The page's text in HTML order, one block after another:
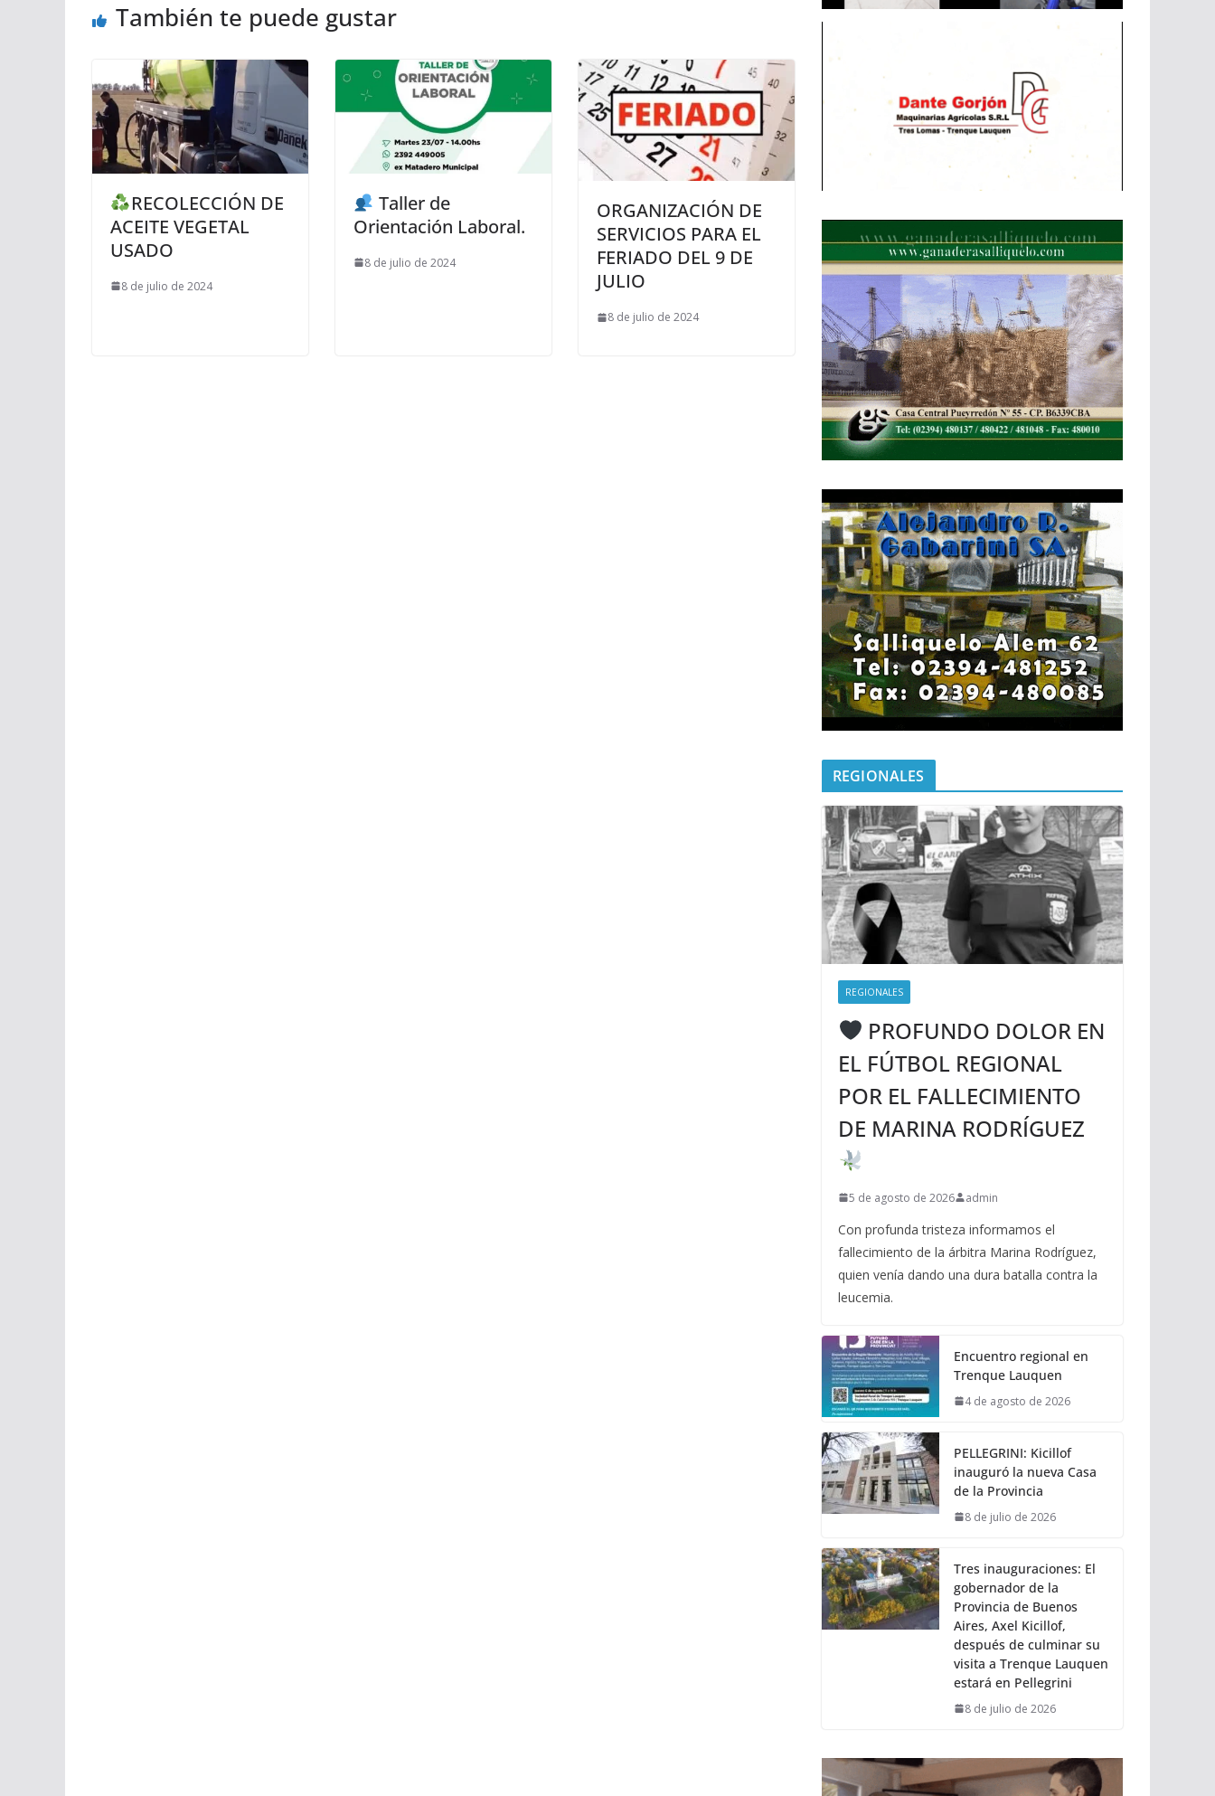
También te puede gustar
RECOLECCIÓN DE
ACEITE VEGETAL
USADO
8 de julio de 2024
Taller de
Orientación Laboral.
8 de julio de 2024
ORGANIZACIÓN DE
SERVICIOS PARA EL
FERIADO DEL 9 DE
JULIO
8 de julio de 2024
REGIONALES
REGIONALES
PROFUNDO DOLOR EN
EL FÚTBOL REGIONAL
POR EL FALLECIMIENTO
DE MARINA RODRÍGUEZ
5 de agosto de 2026 admin
Con profunda tristeza informamos el
fallecimiento de la árbitra Marina Rodríguez,
quien venía dando una dura batalla contra la
leucemia.
Encuentro regional en
Trenque Lauquen
4 de agosto de 2026
PELLEGRINI: Kicillof
inauguró la nueva Casa
de la Provincia
8 de julio de 2026
Tres inauguraciones: El
gobernador de la
Provincia de Buenos
Aires, Axel Kicillof,
después de culminar su
visita a Trenque Lauquen
estará en Pellegrini
8 de julio de 2026